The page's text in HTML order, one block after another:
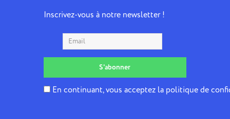
Inscrivez-vous à notre newsletter !
En continuant, vous acceptez la politique de